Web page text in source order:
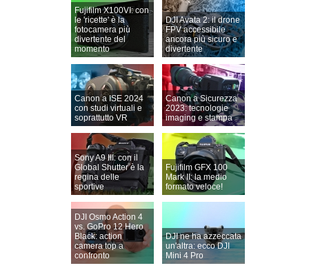
Fujifilm X100VI: con
le 'ricette' è la
fotocamera più
divertente del
momento
DJI Avata 2: il drone
FPV accessibile
ancora più sicuro e
divertente
Canon a ISE 2024
con studi virtuali e
soprattutto VR
Canon a Sicurezza
2023: tecnologie
imaging e stampa
Sony A9 III: con il
Global Shutter è la
regina delle
sportive
Fujifilm GFX 100
Mark II: la medio
formato veloce!
DJI Osmo Action 4
vs. GoPro 12 Hero
Black: action
camera top a
confronto
DJI ne ha azzeccata
un'altra: ecco DJI
Mini 4 Pro